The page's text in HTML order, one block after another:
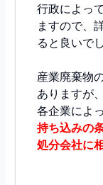
行政によっ
ますので、
ると良いで
産業廃棄物
ありますが
各企業によ
持ち込みの
処分会社に